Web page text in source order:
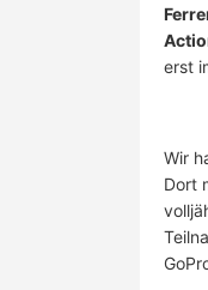
erst
Wir
Dort